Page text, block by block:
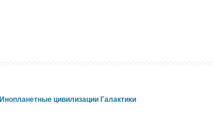
Инопланетные цивилизации Галактики